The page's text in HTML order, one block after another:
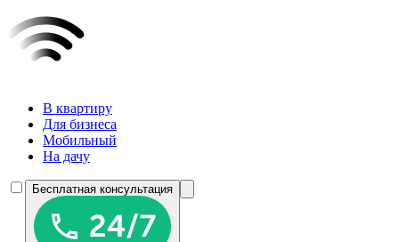
В квартиру
Для бизнеса
Мобильный
На дачу
Бесплатная консультация